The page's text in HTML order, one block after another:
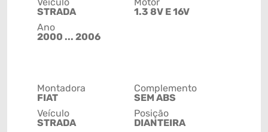
Veículo
STRADA
Ano
2000 ... 2006
Motor
1.3 8V E 16V
Montadora
FIAT
Veículo
STRADA
Complemento
SEM ABS
Posição
DIANTEIRA